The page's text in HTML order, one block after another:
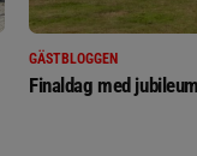
GÄSTBLOGGEN
Finaldag med